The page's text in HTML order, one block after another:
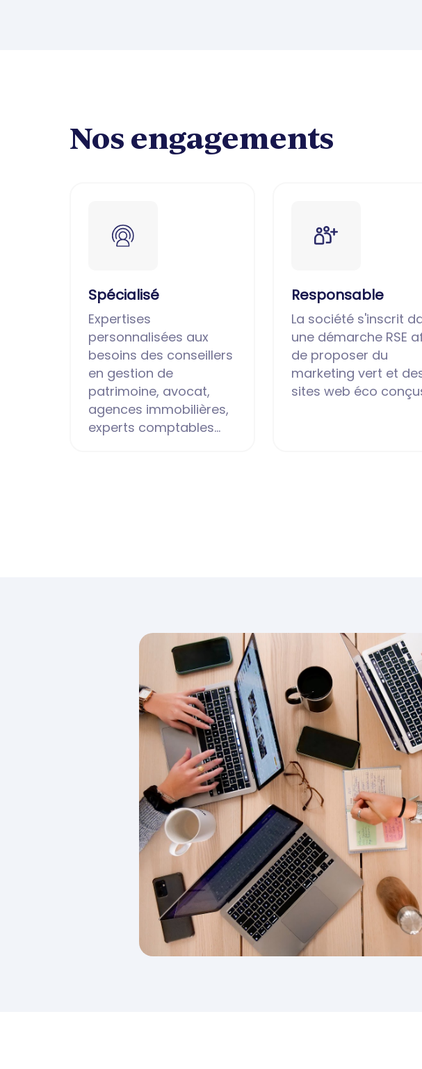
Nos engagements
Spécialisé
Expertises
personnalisées aux
besoins des conseillers
en gestion de
patrimoine, avocat,
agences immobilières,
experts comptables...
Responsable
La société s'inscrit
une démarche RSE
de proposer du
marketing vert et
sites web éco